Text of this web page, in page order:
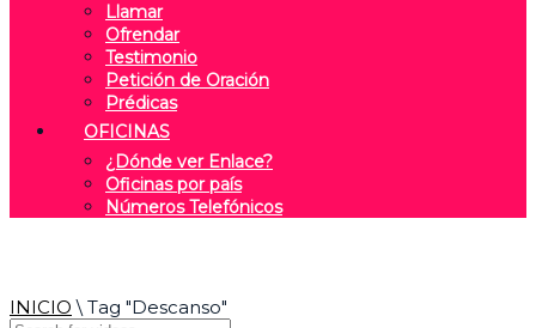
Llamar
Ofrendar
Testimonio
Petición de Oración
Prédicas
OFICINAS
¿Dónde ver Enlace?
Oficinas por país
Números Telefónicos
INICIO \ Tag "Descanso"